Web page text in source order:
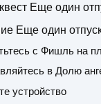
Еще один
Еще один
с Фишль на
в Долю
устройство